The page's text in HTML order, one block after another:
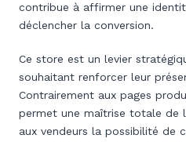
contribue à affirmer une
déclencher la conversion.
Ce store est un levier
souhaitant renforcer leur
Contrairement aux pages
permet une maîtrise totale de
aux vendeurs la possibilité de